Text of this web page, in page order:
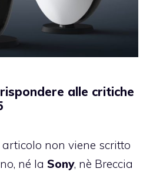
alle critiche
non viene scritto
né la Sony, nè Breccia